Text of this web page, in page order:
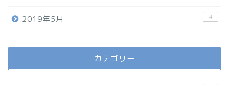
2019年5月 4
カテゴリー